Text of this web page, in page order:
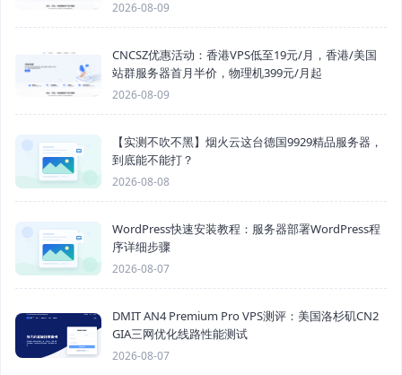
2026-08-09
CNCSZ优惠活动：香港VPS低至19元/月，香港/美国
站群服务器首月半价，物理机399元/月起
2026-08-09
【实测不吹不黑】烟火云这台德国9929精品服务器，
到底能不能打？
2026-08-08
WordPress快速安装教程：服务器部署WordPress程
序详细步骤
2026-08-07
DMIT AN4 Premium Pro VPS测评：美国洛杉矶CN2
GIA三网优化线路性能测试
2026-08-07